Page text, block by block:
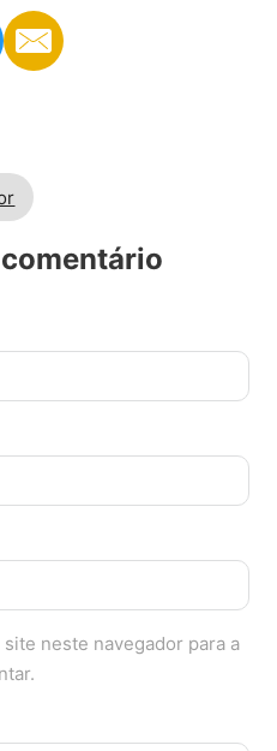
neste navegador para a